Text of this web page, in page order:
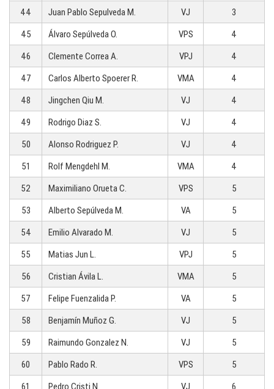
44
Juan Pablo Sepulveda M. VJ
3
45
Álvaro Sepúlveda O. VPS
4
46
Clemente Correa A. VPJ
4
47
Carlos Alberto Spoerer R. VMA
4
48
Jingchen Qiu M. VJ
4
49
Rodrigo Diaz S. VJ
4
50
Alonso Rodriguez P. VJ
4
51
Rolf Mengdehl M. VMA
4
52
Maximiliano Orueta C. VPS
5
53
Alberto Sepúlveda M. VA
5
54
Emilio Alvarado M. VJ
5
55
Matias Jun L. VPJ
5
56
Cristian Ávila L. VMA
5
57
Felipe Fuenzalida P. VA
5
58
Benjamín Muñoz G. VJ
5
59
Raimundo Gonzalez N. VJ
5
60
Pablo Rado R. VPS
5
61
Pedro Cristi N. VJ 6